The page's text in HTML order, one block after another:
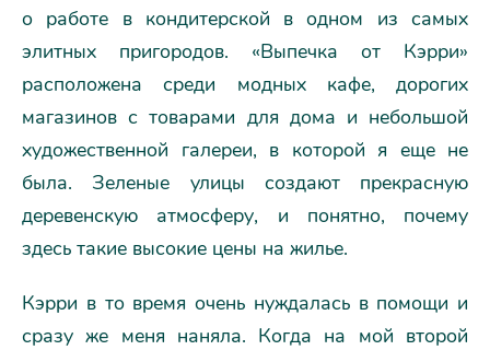
о работе в кондитерской в одном из самых
элитных пригородов. «Выпечка от Кэрри»
расположена среди модных кафе, дорогих
магазинов с товарами для дома и небольшой
художественной галереи, в которой я еще не
была. Зеленые улицы создают прекрасную
деревенскую атмосферу, и понятно, почему
здесь такие высокие цены на жилье.
Кэрри в то время очень нуждалась в помощи и
сразу же меня наняла. Когда на мой второй